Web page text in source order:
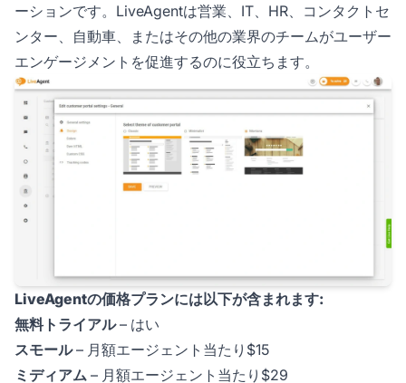
ーションです。LiveAgentは営業、IT、HR、コンタクトセ
ンター、自動車、またはその他の業界のチームがユーザー
エンゲージメントを促進するのに役立ちます。
LiveAgentの価格プランには以下が含まれます:
無料トライアル– はい
スモール– 月額エージェント当たり$15
ミディアム – 月額エージェント当たり$29